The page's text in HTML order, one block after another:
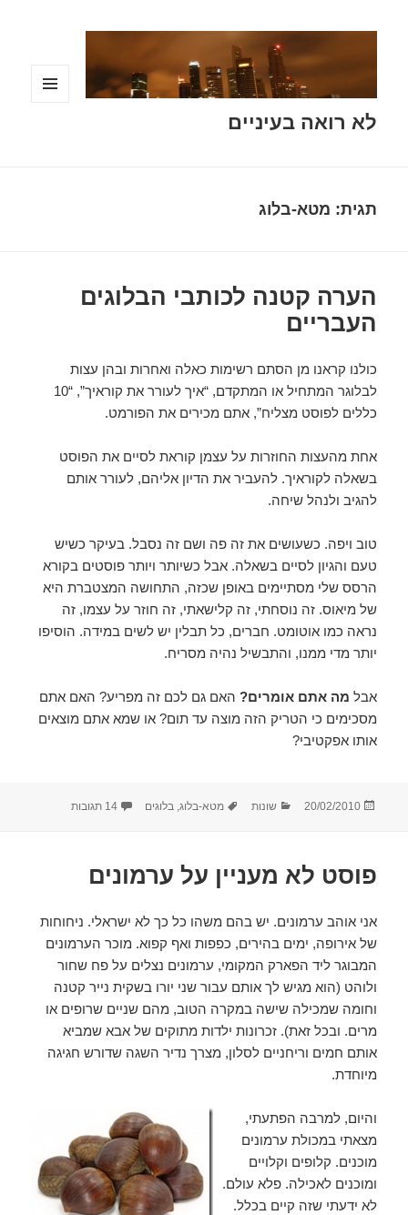
לא רואה בעיניים
תגית: מטא-בלוג
הערה קטנה לכותבי הבלוגים
העבריים
כולנו קראנו מן הסתם רשימות כאלה ואחרות ובהן עצות
לבלוגר המתחיל או המתקדם, “איך לעורר את קוראיך”, “10
כללים לפוסט מצליח”, אתם מכירים את הפורמט.
אחת מהעצות החוזרות על עצמן קוראת לסיים את הפוסט
בשאלה לקוראיך. להעביר את הדיון אליהם, לעורר אותם
להגיב ולנהל שיחה.
טוב ויפה. כשעושים את זה פה ושם זה נסבל. בעיקר כשיש
טעם והגיון לסיים בשאלה. אבל כשיותר ויותר פוסטים בקורא
הרסס שלי מסתיימים באופן שכזה, התחושה המצטברת היא
של מיאוס. זה נוסחתי, זה קלישאתי, זה חוזר על עצמו, זה
נראה כמו אוטומט. חברים, כל תבלין יש לשים במידה. הוסיפו
יותר מדי ממנו, והתבשיל נהיה מסריח.
אבל מה אתם אומרים? האם גם לכם זה מפריע? האם אתם
מסכימים כי הטריק הזה מוצה עד תום? או שמא אתם מוצאים
אותו אפקטיבי?
פורסם
20/02/2010 קטגוריות
שונות תגיות
מטא-בלוג,בלוגים 14 תגובות על הערה קטנה
פוסט לא מעניין על ערמונים
אני אוהב ערמונים. יש בהם משהו כל כך לא ישראלי. ניחוחות
של אירופה, ימים בהירים, כפפות ואף קפוא. מוכר הערמונים
המבוגר ליד הפארק המקומי, ערמונים נצלים על פח שחור
ולוהט (הוא מגיש לך אותם עבור שני יורו בשקית נייר קטנה
וחומה שמכילה שישה במקרה הטוב, מהם שניים שרופים או
מרים. ובכל זאת). זכרונות ילדות מתוקים של אבא שמביא
אותם חמים וריחניים לסלון, מצרך נדיר השגה שדורש חגיגה
מיוחדת.
והיום, למרבה הפתעתי,
מצאתי במכולת ערמונים
מוכנים. קלופים וקלויים
ומוכנים לאכילה. פלא עולם.
לא ידעתי שזה קיים בכלל.